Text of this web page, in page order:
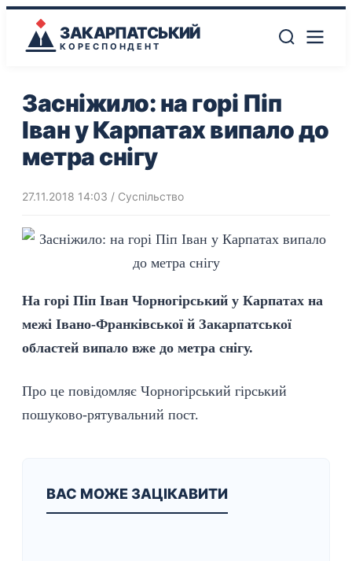
ЗАКАРПАТСЬКИЙ
КОРЕСПОНДЕНТ
Засніжило: на горі Піп
Іван у Карпатах випало до
метра снігу
27.11.2018 14:03 / Суспільство
На горі Піп Іван Чорногірський у Карпатах на
межі Івано-Франківської й Закарпатської
областей випало вже до метра снігу.
Про це повідомляє Чорногірський гірський
пошуково-рятувальний пост.
ВАС МОЖЕ ЗАЦІКАВИТИ